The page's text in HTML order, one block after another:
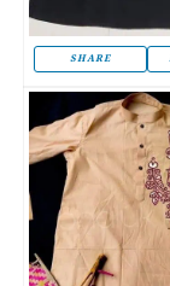
SHARE